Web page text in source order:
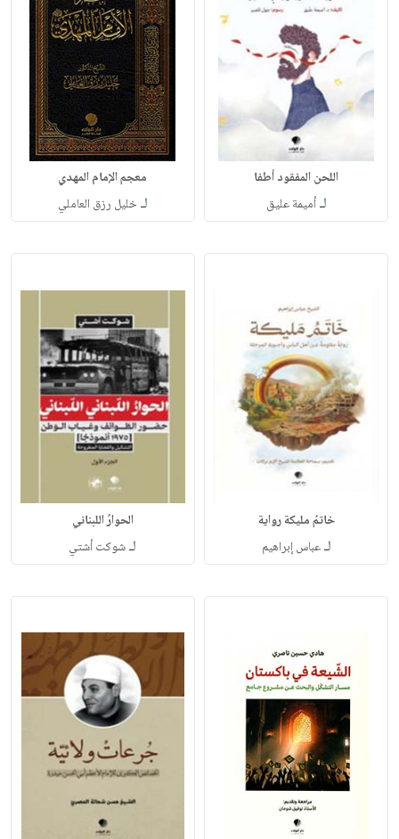
اللحن المفقود أطفا
لـأميمة عليق
معجم الإمام المهدي
لـخليل رزق العاملي
خاتمُ مليكة رواية
لـعباس إبراهيم
الحوارُ اللبناني
لـشوكت أشتي